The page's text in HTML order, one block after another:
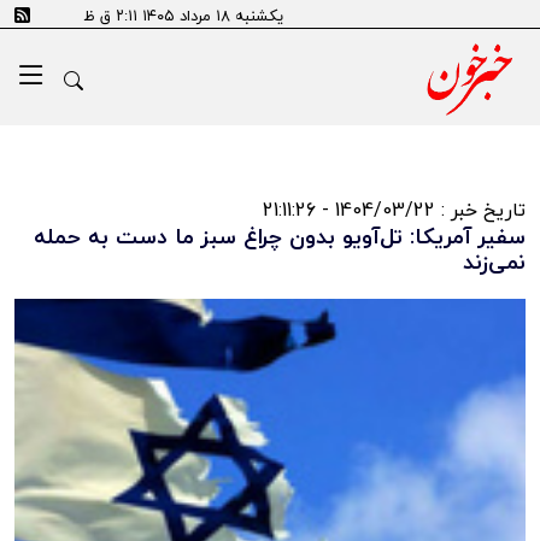
یکشنبه ۱۸ مرداد ۱۴۰۵ ۲:۱۱ ق ظ
تاریخ خبر : 1404/03/22 - 21:11:26
سفیر آمریکا: تل‌آویو بدون چراغ سبز ما دست به حمله
نمی‌زند